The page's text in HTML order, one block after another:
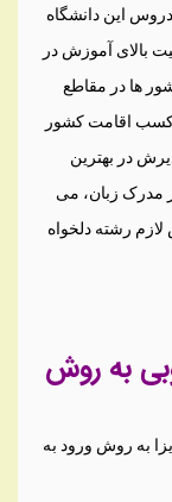
این دانشگاه
بالای آموزش در
ها در مقاطع
کسب اقامت کشور
در بهترین
مدرک زبان، می
لازم رشته دلخواه
به روش
به روش ورود به